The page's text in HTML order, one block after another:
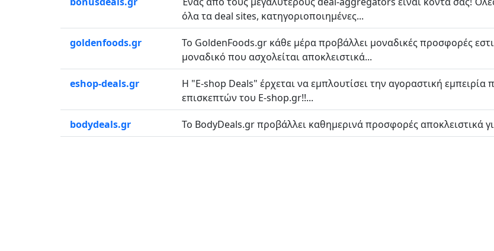
όλα τα deal sites, κατηγοριοποιημένες...
goldenfoods.gr
Το GoldenFoods.gr κάθε μέρα προβάλλει μοναδικές προσφορές
μοναδικό που ασχολείται αποκλειστικά...
eshop-deals.gr
Η "E-shop Deals" έρχεται να εμπλουτίσει την αγοραστική
επισκεπτών του E-shop.gr!!...
bodydeals.gr Το BodyDeals.gr προβάλλει καθημερινά προσφορές αποκλειστικά